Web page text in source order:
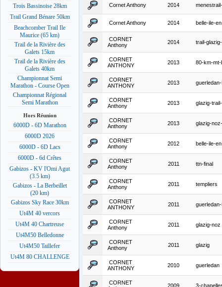
Trois Bassinoise 28km
Trail Grand Bénare 50km
Beachcomber Trail Ile
Maurice (65 km)
Trail de la Rivière des
Galets 15km
Trail de la Rivière des
Galets 40km
Championnat Semi
Marathon - Course Open
Championnat Régional
Semi Marathon
Hors Réunion
6000D - 6D Marathon
6000D 2026
6000D - 6D Lacs
6000D - 6d Crêtes
Gabizos - KV l'Omi Agut
(3.5 km)
Gabizos - La Berbeillet
(20 km)
Gabizos Sky Race 30km
Ut4M 40 vercors
Ut4M 40 Chartreuse
Ut4M50 Belledonne
Ut4M50 Taillefer
Ut4M 80 CHALLENGE
Cornet Anthony 2014
Cornet Anthony 2014 belle-ile-
CORNET
Anthony
2014 trail-
CORNET
ANTHONY
2013 80-km-mt-
CORNET
ANTHONY
2013
CORNET
Anthony
2013 glazig-
CORNET
Anthony
2013 glazig-
CORNET
Anthony
2012 belle-ile-
CORNET
Anthony
2011 ttn-final
CORNET
Anthony
2011 templiers
CORNET
ANTHONY
2011
CORNET
Anthony
2011 glazig-noz
CORNET
Anthony
2011 glazig
CORNET
ANTHONY
2010 guerledan
CORNET
2009 3-